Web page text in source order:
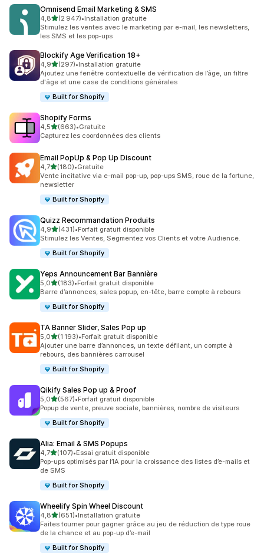
Omnisend Email Marketing & SMS
4,8étoile(s) sur 5
(2 947)
2947 avis au total
•Installation gratuite
Stimulez les ventes avec le marketing par e-mail, les newsletters,
les SMS et les pop-ups
Blockify Age Verification 18+
4,9étoile(s) sur 5
(297)
297 avis au total
•Installation gratuite
Ajoutez une fenêtre contextuelle de vérification de l’âge, un filtre
d'âge et une case de conditions générales
Built for Shopify
Shopify Forms
4,5étoile(s) sur 5
(663)
663 avis au total
•Gratuite
Capturez les coordonnées des clients
Email PopUp & Pop Up Discount
4,7étoile(s) sur 5
(180)
180 avis au total
•Gratuite
Vente incitative via e-mail pop-up, pop-ups SMS, roue de la fortune,
newsletter
Built for Shopify
Quizz Recommandation Produits
4,9étoile(s) sur 5
(431)
431 avis au total
•Forfait gratuit disponible
Stimulez les Ventes, Segmentez vos Clients et votre Audience.
Built for Shopify
Yeps Announcement Bar Bannière
5,0étoile(s) sur 5
(183)
183 avis au total
•Forfait gratuit disponible
Barre d’annonces, sales popup, en-tête, barre compte à rebours
Built for Shopify
TA Banner Slider, Sales Pop up
5,0étoile(s) sur 5
(1 193)
1193 avis au total
•Forfait gratuit disponible
Ajouter une barre d’annonces, un texte défilant, un compte à
rebours, des bannières carrousel
Built for Shopify
Qikify Sales Pop up & Proof
5,0étoile(s) sur 5
(567)
567 avis au total
•Forfait gratuit disponible
Popup de vente, preuve sociale, bannières, nombre de visiteurs
Built for Shopify
Alia: Email & SMS Popups
4,7étoile(s) sur 5
(107)
107 avis au total
•Essai gratuit disponible
Pop-ups optimisés par l’IA pour la croissance des listes d’e-mails et
de SMS
Built for Shopify
Wheelify Spin Wheel Discount
4,8étoile(s) sur 5
(651)
651 avis au total
•Installation gratuite
Faites tourner pour gagner grâce au jeu de réduction de type roue
de la chance et au pop-up d’e-mail
Built for Shopify